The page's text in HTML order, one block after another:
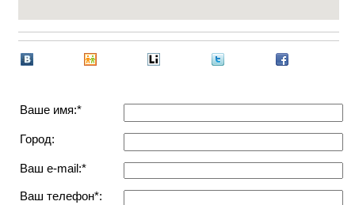
Ваше имя:*
Город:
Ваш e-mail:*
Ваш телефон*: